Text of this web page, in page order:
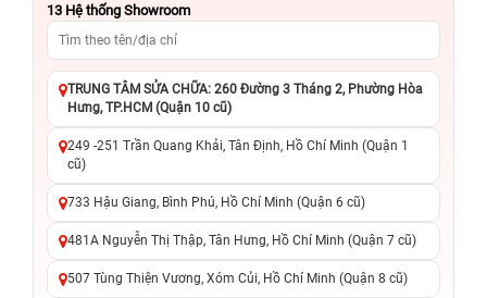
13 Hệ thống Showroom
TRUNG TÂM SỬA CHỮA: 260 Đường 3 Tháng 2, Phường Hòa
Hưng, TP.HCM (Quận 10 cũ)
249 -251 Trần Quang Khải, Tân Định, Hồ Chí Minh (Quận 1
cũ)
733 Hậu Giang, Bình Phú, Hồ Chí Minh (Quận 6 cũ)
481A Nguyễn Thị Thập, Tân Hưng, Hồ Chí Minh (Quận 7 cũ)
507 Tùng Thiện Vương, Xóm Củi, Hồ Chí Minh (Quận 8 cũ)